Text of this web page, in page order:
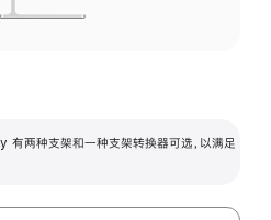
两种支架和一种支架转换器可选，以满足